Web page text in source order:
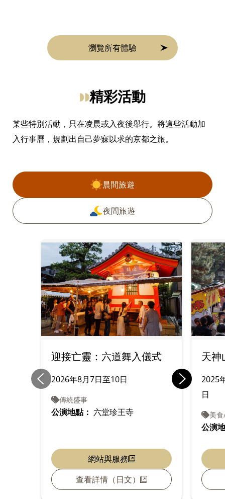
瀏覽所有體驗
精彩活動
某些特別活動，只在凌晨或入夜後舉行。將這些活動加
入行事曆，規劃出自己夢寐以求的京都之旅。
過濾事件
晨間旅遊
夜間旅遊
迎接亡靈：六道舞入儀式
2026年8月7日至10日
傳統盛事
公演地點： 六堂珍王寺
網站與服務
查看詳情（日文）
天神
2025
日
美
公演